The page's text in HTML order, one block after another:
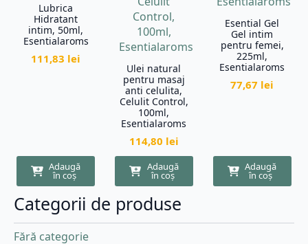
Categorii de produse
Fără categorie
Lubrica
Hidratant
intim, 50ml,
Esentialaroms
111,83 lei
Adaugă
în coș
Ulei natural
pentru masaj
anti celulita,
Celulit Control,
100ml,
Esentialaroms
114,80 lei
Adaugă
în coș
Esential Gel
Gel intim
pentru femei,
225ml,
Esentialaroms
77,67 lei
Adaugă
în coș